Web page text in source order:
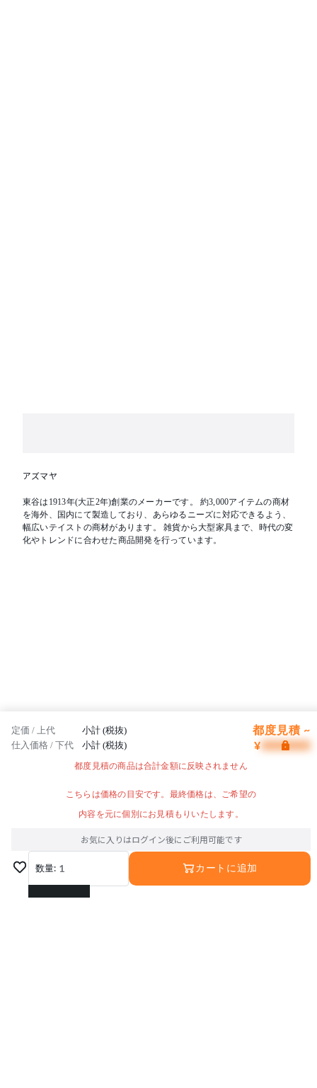
アズマヤ
東谷は1913年(大正2年)創業のメーカーです。 約3,000アイテムの商材
を海外、国内にて製造しており、あらゆるニーズに対応できるよう、
幅広いテイストの商材があります。 雑貨から大型家具まで、時代の変
化やトレンドに合わせた商品開発を行っています。
定価 / 上代 小計 (税抜) 都度見積 ~
仕入価格 / 下代 小計 (税抜) ¥
都度見積の商品は合計金額に反映されません
こちらは価格の目安です。最終価格は、ご希望の
内容を元に個別にお見積もりいたします。
お気に入りはログイン後にご利用可能です
数量: 1
1
カートに追加